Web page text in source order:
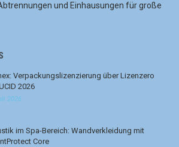
und Einhausungen für große
Verpackungslizenzierung über Lizenzero
2026
2026
im Spa-Bereich: Wandverkleidung mit
Core